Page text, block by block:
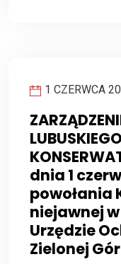
1 CZERWCA
dnia 1
powołania
niejawnej
Urzędzie
Zielonej